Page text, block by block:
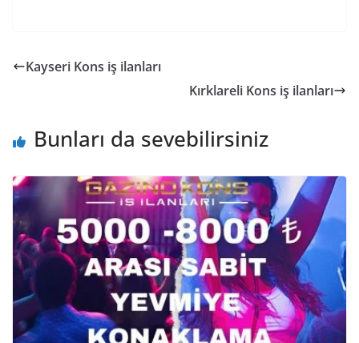
Kayseri Kons iş ilanları
Kırklareli Kons iş ilanları
Bunları da sevebilirsiniz